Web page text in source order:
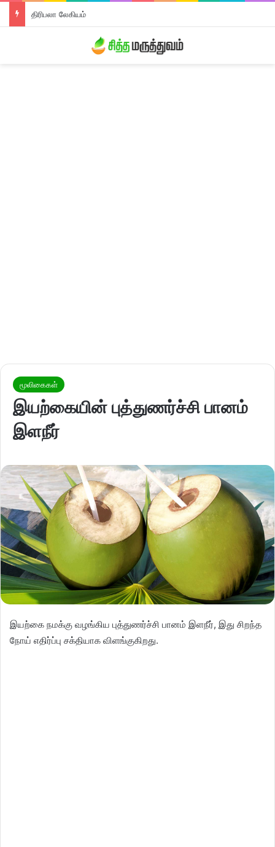
திரிபலா லேகியம்
மூலிகைகள்
இயற்கையின் புத்துணர்ச்சி பானம்
இளநீர்
இயற்கை நமக்கு வழங்கிய புத்துணர்ச்சி பானம் இளநீர், இது சிறந்த
நோய் எதிர்ப்பு சக்தியாக விளங்குகிறது.